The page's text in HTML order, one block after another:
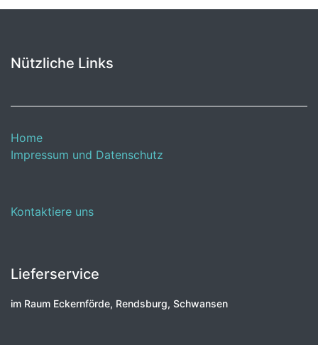
Nützliche Links
Home
Impressum und Datenschutz
Kontaktiere uns
Lieferservice
im Raum Eckernförde, Rendsburg, Schwansen